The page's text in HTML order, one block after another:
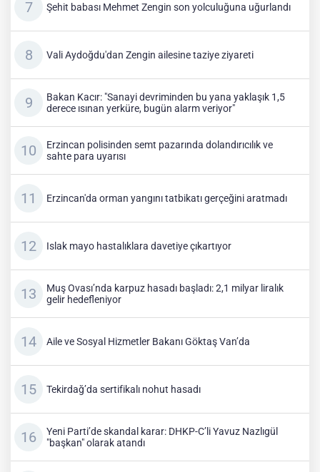
Şehit babası Mehmet Zengin son yolculuğuna uğurlandı
Vali Aydoğdu'dan Zengin ailesine taziye ziyareti
Bakan Kacır: "Sanayi devriminden bu yana yaklaşık 1,5
derece ısınan yerküre, bugün alarm veriyor"
Erzincan polisinden semt pazarında dolandırıcılık ve
sahte para uyarısı
Erzincan'da orman yangını tatbikatı gerçeğini aratmadı
Islak mayo hastalıklara davetiye çıkartıyor
Muş Ovası’nda karpuz hasadı başladı: 2,1 milyar liralık
gelir hedefleniyor
Aile ve Sosyal Hizmetler Bakanı Göktaş Van’da
Tekirdağ’da sertifikalı nohut hasadı
Yeni Parti’de skandal karar: DHKP-C’li Yavuz Nazlıgül
"başkan" olarak atandı